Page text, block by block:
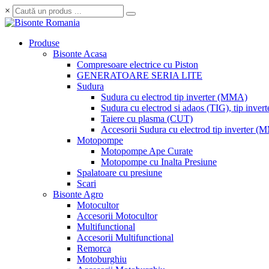
×
Produse
Bisonte Acasa
Compresoare electrice cu Piston
GENERATOARE SERIA LITE
Sudura
Sudura cu electrod tip inverter (MMA)
Sudura cu electrod si adaos (TIG), tip
Taiere cu plasma (CUT)
Accesorii Sudura cu electrod tip inverter
Motopompe
Motopompe Ape Curate
Motopompe cu Inalta Presiune
Spalatoare cu presiune
Scari
Bisonte Agro
Motocultor
Accesorii Motocultor
Multifunctional
Accesorii Multifunctional
Remorca
Motoburghiu